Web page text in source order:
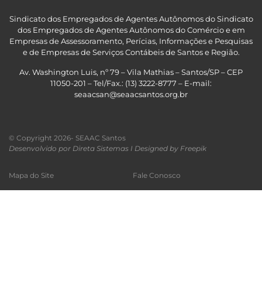
Sindicato dos Empregados de Agentes Autônomos do Sindicato
dos Empregados de Agentes Autônomos do Comércio e em
Empresas de Assessoramento, Perícias, Informações e Pesquisas
e de Empresas de Serviços Contábeis de Santos e Região.
Av. Washington Luis, nº 79 – Vila Mathias – Santos/SP – CEP
11050-201 – Tel/Fax.: (13) 3222-8777 – E-mail:
seaacsan@seaacsantos.org.br
© Copyright 2026- SEAAC Santos
Desenvolvido por Direta Sistemas I Designed by Freepik
Mapa do Site Fale Conosco